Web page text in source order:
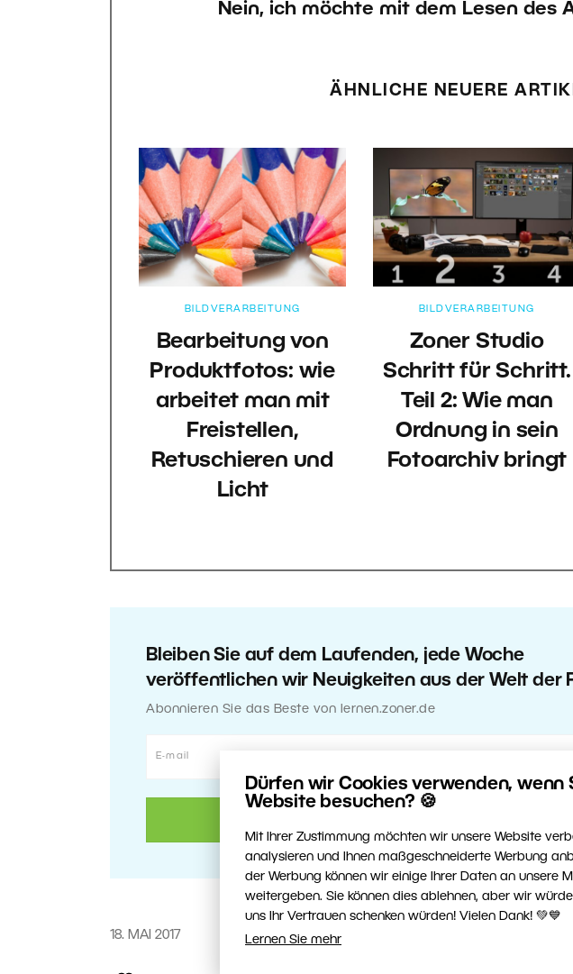
Dürfen wir Cookies verwenden, wenn
Website besuchen? 🍪
Mit Ihrer Zustimmung möchten wir unsere Website
analysieren und Ihnen maßgeschneiderte Werbung
der Werbung können wir einige Ihrer Daten an unsere
weitergeben. Sie können dies ablehnen, aber wir
uns Ihr Vertrauen schenken würden! Vielen Dank! 💚💙
Lernen Sie mehr
Nein, ich möchte mit dem Lesen des
ÄHNLICHE NEUERE
BILDVERARBEITUNG
Bearbeitung von
Produktfotos: wie
arbeitet man mit
Freistellen,
Retuschieren und
Licht
BILDVERARBEITUNG
Zoner Studio
Schritt für Schritt.
Teil 2: Wie man
Ordnung in sein
Fotoarchiv bringt
Bleiben Sie auf dem Laufenden, jede Woche
veröffentlichen wir Neuigkeiten aus der Welt der
Abonnieren Sie das Beste von lernen.zoner.de
18. MAI 2017